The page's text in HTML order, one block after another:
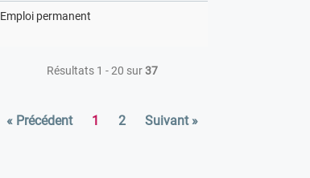
Emploi permanent
Résultats 1 - 20 sur37
« Précédent 1 2 Suivant »